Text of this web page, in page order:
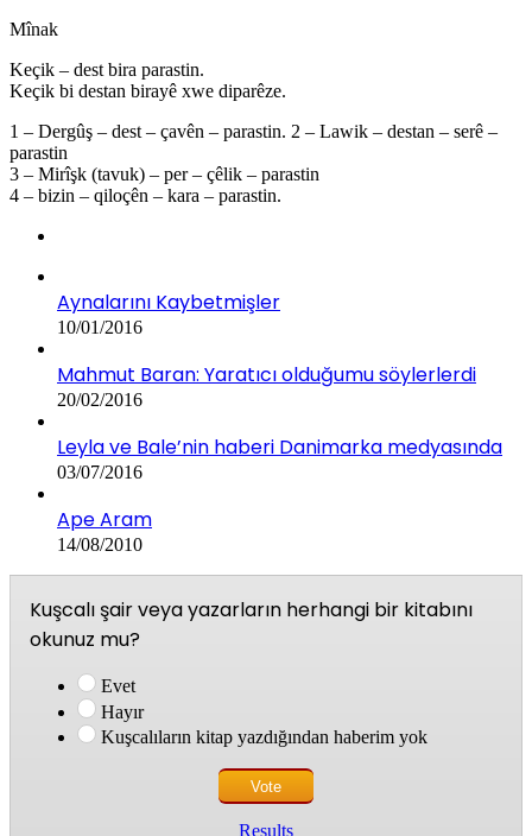
Mînak
Keçik – dest bira parastin.
Keçik bi destan birayê xwe diparêze.
1 – Dergûş – dest – çavên – parastin. 2 – Lawik – destan – serê –
parastin
3 – Mirîşk (tavuk) – per – çêlik – parastin
4 – bizin – qiloçên – kara – parastin.
Aynalarını Kaybetmişler
10/01/2016
Mahmut Baran: Yaratıcı olduğumu söylerlerdi
20/02/2016
Leyla ve Bale’nin haberi Danimarka medyasında
03/07/2016
Ape Aram
14/08/2010
Kuşcalı şair veya yazarların herhangi bir kitabını
okunuz mu?
Evet
Hayır
Kuşcalıların kitap yazdığından haberim yok
Results